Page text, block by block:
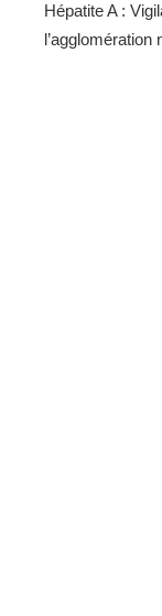
Hépatite A :
l’agglomération